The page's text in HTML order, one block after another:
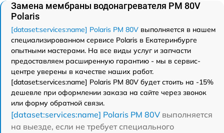
Замена мембраны водонагревателя PM 80V
Polaris
[dataset:services:name] Polaris PM 80V выполняется в нашем
специализированном сервисе Polaris в Екатеринбурге
опытными мастерами. На все виды услуг и запчасти
предоставляем расширенную гарантию - мы в сервис-
центре уверены в качестве наших работ.
[dataset:services:name] Polaris PM 80V будет стоить на -15%
дешевле при оформлении заказа на сайте через звонок
или форму обратной связи.
[dataset:services:name] Polaris PM 80V выполняется
на выезде, если не требует специального